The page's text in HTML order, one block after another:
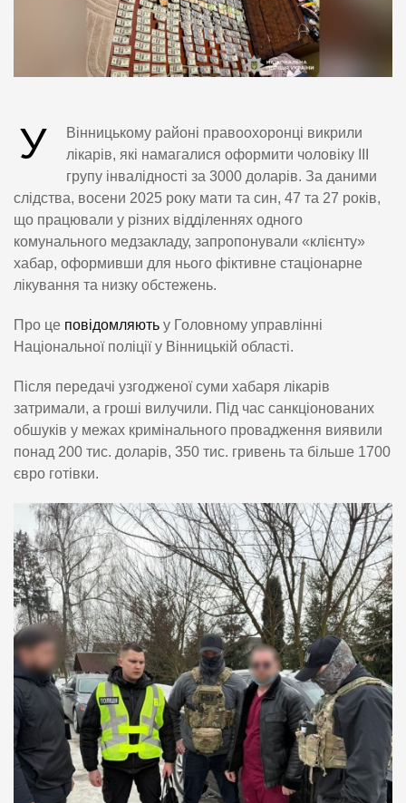
У
Вінницькому районі правоохоронці викрили
лікарів, які намагалися оформити чоловіку III
групу інвалідності за 3000 доларів. За даними
слідства, восени 2025 року мати та син, 47 та 27 років,
що працювали у різних відділеннях одного
комунального медзакладу, запропонували «клієнту»
хабар, оформивши для нього фіктивне стаціонарне
лікування та низку обстежень.
Про це повідомляють у Головному управлінні
Національної поліції у Вінницькій області.
Після передачі узгодженої суми хабаря лікарів
затримали, а гроші вилучили. Під час санкціонованих
обшуків у межах кримінального провадження виявили
понад 200 тис. доларів, 350 тис. гривень та більше 1700
євро готівки.